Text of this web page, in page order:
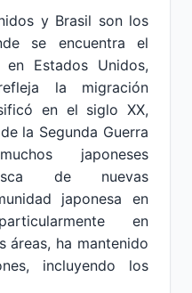
y Brasil son los
se encuentra el
Estados Unidos,
la migración
en el siglo XX,
la Segunda Guerra
japoneses
de nuevas
japonesa en
en
áreas, ha mantenido
incluyendo los